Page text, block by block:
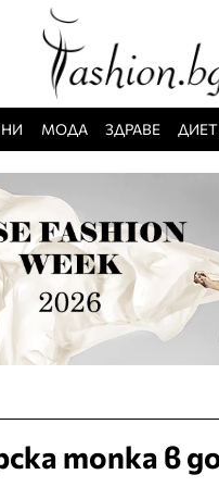
МОДА ЗДРАВЕ
топка в